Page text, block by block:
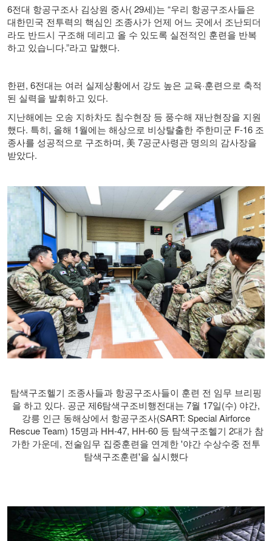
6전대 항공구조사 김상원 중사( 29세)는 “우리 항공구조사들은
대한민국 전투력의 핵심인 조종사가 언제 어느 곳에서 조난되더
라도 반드시 구조해 데리고 올 수 있도록 실전적인 훈련을 반복
하고 있습니다.”라고 말했다.
한편, 6전대는 여러 실제상황에서 강도 높은 교육·훈련으로 축적
된 실력을 발휘하고 있다.
지난해에는 오송 지하차도 침수현장 등 풍수해 재난현장을 지원
했다. 특히, 올해 1월에는 해상으로 비상탈출한 주한미군 F-16 조
종사를 성공적으로 구조하며, 美 7공군사령관 명의의 감사장을
받았다.
탐색구조헬기 조종사들과 항공구조사들이 훈련 전 임무 브리핑
을 하고 있다. 공군 제6탐색구조비행전대는 7월 17일(수) 야간,
강릉 인근 동해상에서 항공구조사(SART: Special Airforce
Rescue Team) 15명과 HH-47, HH-60 등 탐색구조헬기 2대가 참
가한 가운데, 전술임무 집중훈련을 연계한 '야간 수상수중 전투
탐색구조훈련'을 실시했다